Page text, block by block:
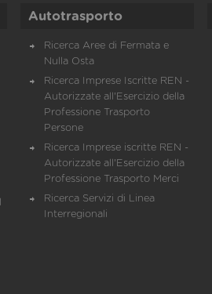
Autotrasporto
Ricerca Aree di Fermata e
Nulla Osta
Ricerca Imprese Iscritte REN -
Autorizzate all'Esercizio della
Professione Trasporto
Persone
Ricerca Imprese iscritte REN -
Autorizzate all'Esercizio della
Professione Trasporto Merci
Ricerca Servizi di Linea
Interregionali